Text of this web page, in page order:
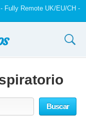
Fully Remote UK/EU/CH -
Buscar